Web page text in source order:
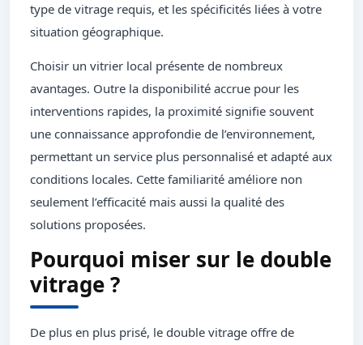
type de vitrage requis, et les spécificités liées à votre
situation géographique.
Choisir un vitrier local présente de nombreux
avantages. Outre la disponibilité accrue pour les
interventions rapides, la proximité signifie souvent
une connaissance approfondie de l’environnement,
permettant un service plus personnalisé et adapté aux
conditions locales. Cette familiarité améliore non
seulement l’efficacité mais aussi la qualité des
solutions proposées.
Pourquoi miser sur le double
vitrage ?
De plus en plus prisé, le double vitrage offre de